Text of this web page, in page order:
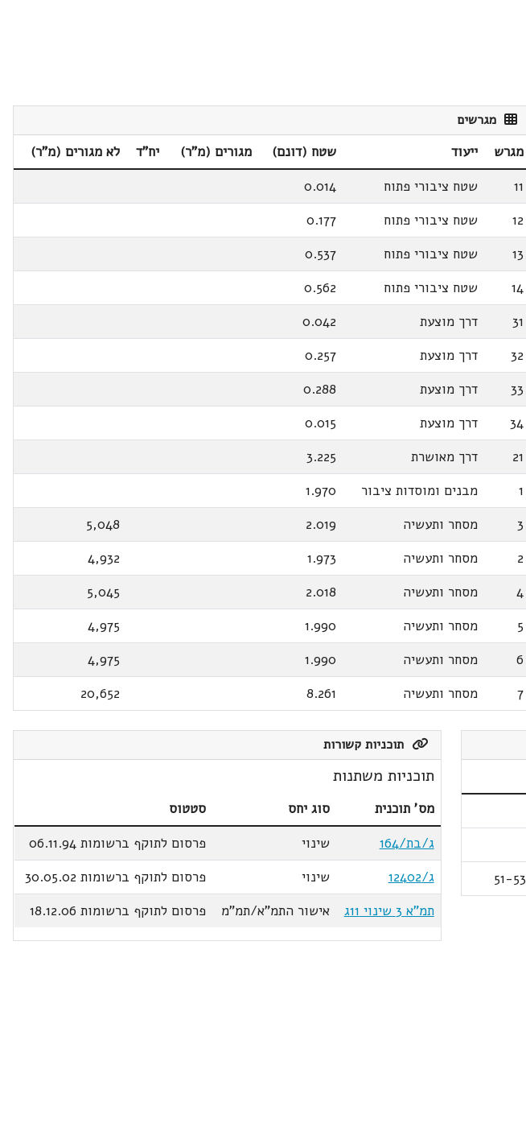
מגרשים
מגרש ייעוד שטח (דונם) מגורים (מ"ר) יח"ד
לא מגורים (מ"ר)
11
שטח ציבורי פתוח
0.014
12
שטח ציבורי פתוח
0.177
13
שטח ציבורי פתוח
0.537
14
שטח ציבורי פתוח
0.562
31
דרך מוצעת
0.042
32
דרך מוצעת
0.257
33
דרך מוצעת
0.288
34
דרך מוצעת
0.015
21
דרך מאושרת
3.225
1
מבנים ומוסדות ציבור
1.970
3
מסחר ותעשיה 2.019
5,048
2
מסחר ותעשיה 1.973
4,932
4
מסחר ותעשיה 2.018
5,045
5
מסחר ותעשיה 1.990
4,975
6
מסחר ותעשיה 1.990
4,975
7
מסחר ותעשיה 8.261
20,652
51-53
תוכניות קשורות
תוכניות משתנות
מס' תוכנית סוג יחס
סטטוס
ג/בת/164
שינוי
פרסום לתוקף ברשומות 06.11.94
ג/12402
שינוי
פרסום לתוקף ברשומות 30.05.02
תמ"א 3 שינוי 11ג
אישור התמ"א/תמ"מ פרסום לתוקף ברשומות 18.12.06